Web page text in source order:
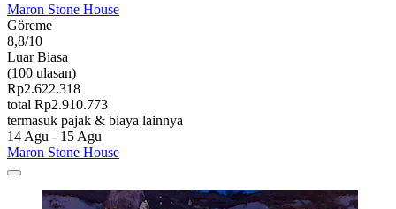
Maron Stone House
Göreme
8,8/10
Luar Biasa
(100 ulasan)
Rp2.622.318
total Rp2.910.773
termasuk pajak & biaya lainnya
14 Agu - 15 Agu
Maron Stone House